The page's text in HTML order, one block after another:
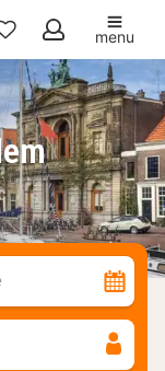
Meine
menu